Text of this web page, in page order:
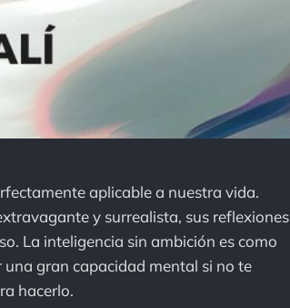
aplicable a nuestra vida.
y surrealista, sus reflexiones
La inteligencia sin ambición es como
gran capacidad mental si no te
hacerlo.